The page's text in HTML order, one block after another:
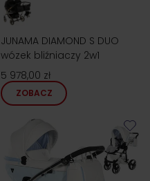
JUNAMA DIAMOND S DUO
wózek bliźniaczy 2w1
5 978,00 zł
ZOBACZ